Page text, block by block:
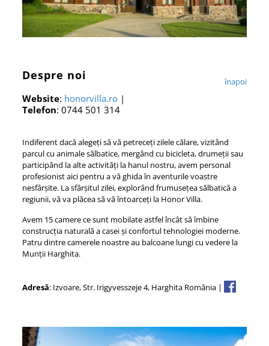
înapoi
Despre noi
Website: honorvilla.ro|
Telefon: 0744 501 314
Indiferent dacă alegeți să vă petreceți zilele călare, vizitând
parcul cu animale sălbatice, mergând cu bicicleta, drumeții sau
participând la alte activități la hanul nostru, avem personal
profesionist aici pentru a vă ghida în aventurile voastre
nesfârșite. La sfârșitul zilei, explorând frumusețea sălbatică a
regiunii, vă va plăcea să vă întoarceți la Honor Villa.
Avem 15 camere ce sunt mobilate astfel încât să îmbine
construcția naturală a casei și confortul tehnologiei moderne.
Patru dintre camerele noastre au balcoane lungi cu vedere la
Munții Harghita.
Adresă: Izvoare, Str. Irigyvesszeje 4, Harghita România |